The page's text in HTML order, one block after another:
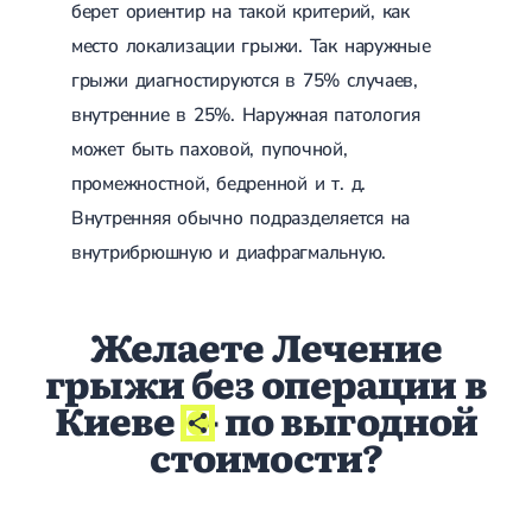
берет ориентир на такой критерий, как
место локализации грыжи. Так наружные
грыжи диагностируются в 75% случаев,
внутренние в 25%. Наружная патология
может быть паховой, пупочной,
промежностной, бедренной и т. д.
Внутренняя обычно подразделяется на
внутрибрюшную и диафрагмальную.
Желаете Лечение
грыжи без операции в
Киеве - по выгодной
стоимости?